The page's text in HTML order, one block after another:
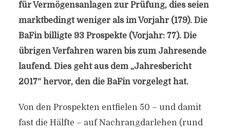
für Vermögensanlagen zur Prüfung, dies seien
marktbedingt weniger als im Vorjahr (179). Die
BaFin billigte 93 Prospekte (Vorjahr: 77). Die
übrigen Verfahren waren bis zum Jahresende
laufend. Dies geht aus dem „Jahresbericht
2017“ hervor, den die BaFin vorgelegt hat.
Von den Prospekten entfielen 50 – und damit
fast die Hälfte – auf Nachrangdarlehen (rund